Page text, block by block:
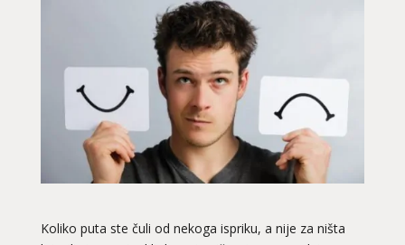
Koliko puta ste čuli od nekoga ispriku, a nije za ništa